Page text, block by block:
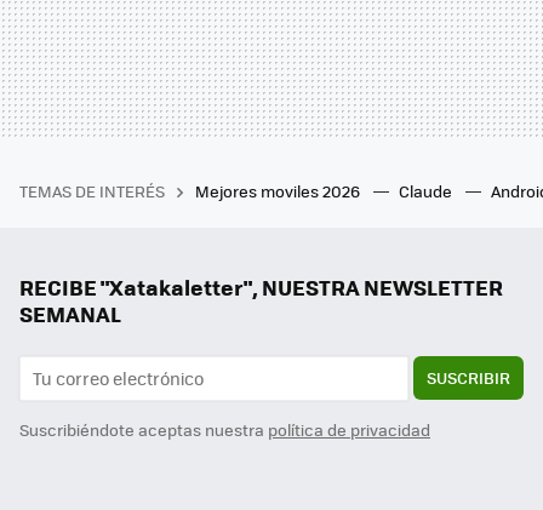
TEMAS DE INTERÉS Mejores moviles 2026 Claude
RECIBE "Xatakaletter", NUESTRA NEWSLETTER
SEMANAL
SUSCRIBIR
Suscribiéndote aceptas nuestra política de privacidad